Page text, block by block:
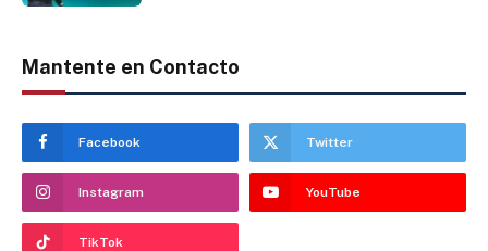
Mantente en Contacto
Facebook Twitter
Instagram YouTube
TikTok